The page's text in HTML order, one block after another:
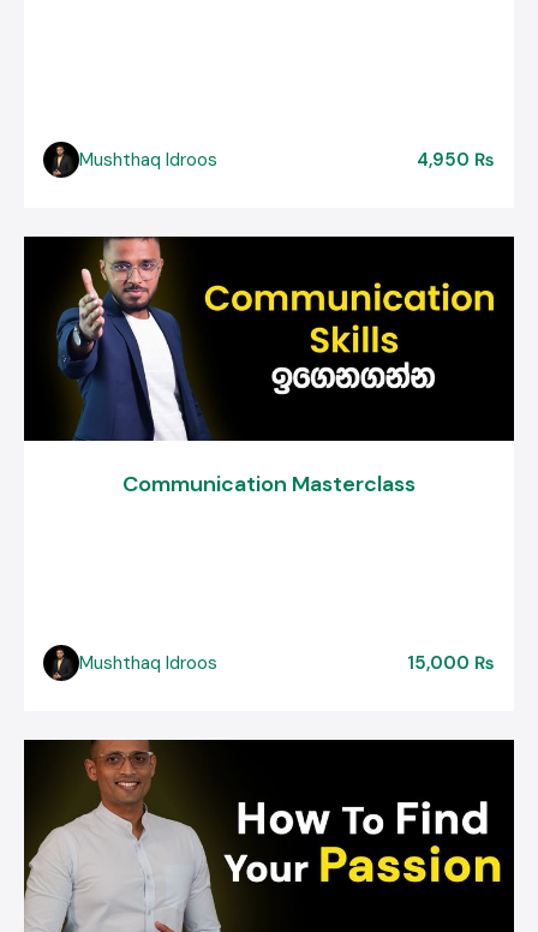
Mushthaq Idroos 4,950 ₨
Communication Masterclass
Mushthaq Idroos 15,000 ₨